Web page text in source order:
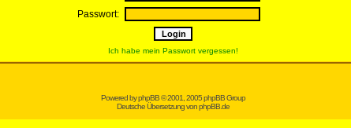
Passwort:
Ich habe mein Passwort vergessen!
Powered byphpBB© 2001, 2005 phpBB Group
Deutsche Übersetzung vonphpBB.de